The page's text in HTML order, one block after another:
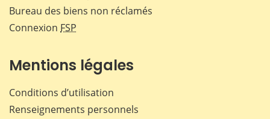
Bureau des biens non réclamés
Connexion FSP
Mentions légales
Conditions d’utilisation
Renseignements personnels